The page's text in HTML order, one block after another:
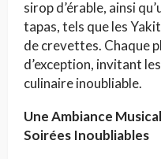
sirop d’érable, ainsi
tapas, tels que les
de crevettes. Chaque
d’exception, invitant
culinaire inoubliable.
Une Ambiance
Soirées Inoubliables